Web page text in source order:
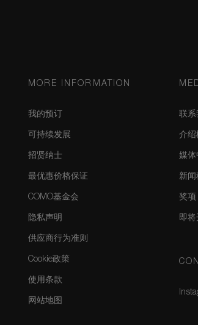
MORE INFORMATION
我的预订
可持续发展
招贤纳士
最优惠价格保证
COMO基金会
隐私声明
供应商行为准则
Cookie政策
使用条款
网站地图
联系
介绍
媒体
新闻
奖项
即将